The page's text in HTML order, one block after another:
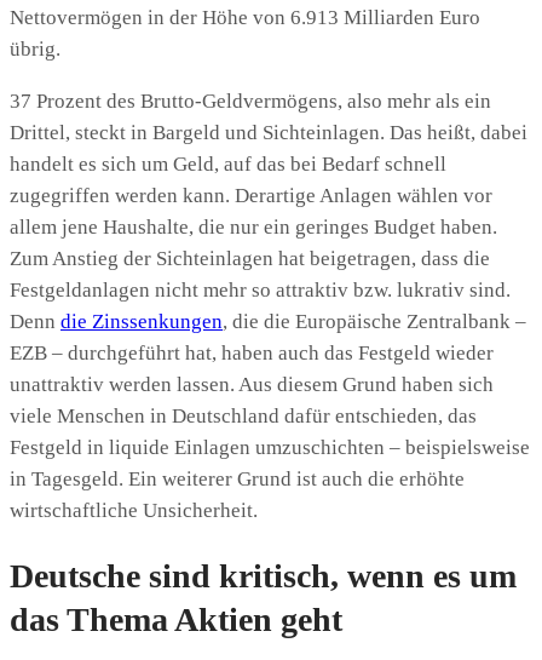
Nettovermögen in der Höhe von 6.913 Milliarden Euro
übrig.
37 Prozent des Brutto-Geldvermögens, also mehr als ein
Drittel, steckt in Bargeld und Sichteinlagen. Das heißt, dabei
handelt es sich um Geld, auf das bei Bedarf schnell
zugegriffen werden kann. Derartige Anlagen wählen vor
allem jene Haushalte, die nur ein geringes Budget haben.
Zum Anstieg der Sichteinlagen hat beigetragen, dass die
Festgeldanlagen nicht mehr so attraktiv bzw. lukrativ sind.
Denn die Zinssenkungen, die die Europäische Zentralbank –
EZB – durchgeführt hat, haben auch das Festgeld wieder
unattraktiv werden lassen. Aus diesem Grund haben sich
viele Menschen in Deutschland dafür entschieden, das
Festgeld in liquide Einlagen umzuschichten – beispielsweise
in Tagesgeld. Ein weiterer Grund ist auch die erhöhte
wirtschaftliche Unsicherheit.
Deutsche sind kritisch, wenn es um
das Thema Aktien geht